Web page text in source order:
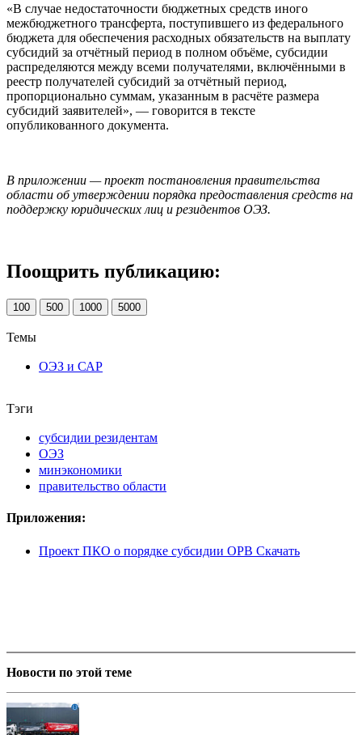
«В случае недостаточности бюджетных средств иного
межбюджетного трансферта, поступившего из федерального
бюджета для обеспечения расходных обязательств на выплату
субсидий за отчётный период в полном объёме, субсидии
распределяются между всеми получателями, включёнными в
реестр получателей субсидий за отчётный период,
пропорционально суммам, указанным в расчёте размера
субсидий заявителей», — говорится в тексте
опубликованного документа.
В приложении — проект постановления правительства
области об утверждении порядка предоставления средств на
поддержку юридических лиц и резидентов ОЭЗ.
Поощрить публикацию:
100 500 1000 5000
Темы
ОЭЗ и САР
Тэги
субсидии резидентам
ОЭЗ
минэкономики
правительство области
Приложения:
Проект ПКО о порядке субсидии ОРВ Скачать
Новости по этой теме